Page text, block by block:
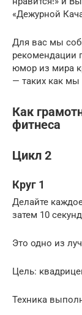
«Дежурной
Для вас мы
рекомендации
юмор из мира
— таких как мы
Как
фитнеса
Цикл 2
Круг 1
Делайте
затем 10
Это одно из
Цель:
Техника